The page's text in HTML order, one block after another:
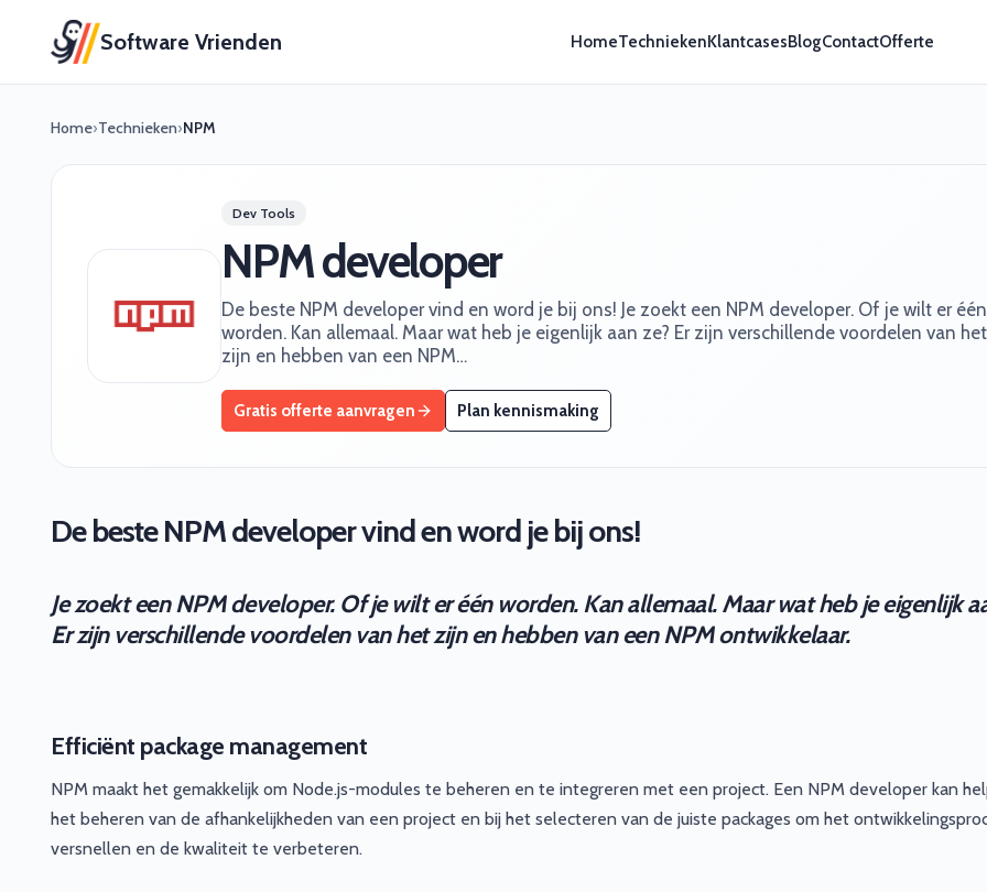
Software Vrienden HomeTechniekenKlantcasesBlogContactOfferte
Home›Technieken›NPM
Dev Tools
NPM developer
De beste NPM developer vind en word je bij ons! Je zoekt een NPM developer. Of je wilt er één
worden. Kan allemaal. Maar wat heb je eigenlijk aan ze? Er zijn verschillende voordelen van het
zijn en hebben van een NPM…
Gratis offerte aanvragen Plan kennismaking
De beste NPM developer vind en word je bij ons!
Je zoekt een NPM developer. Of je wilt er één worden. Kan allemaal. Maar wat heb je eigenlijk
Er zijn verschillende voordelen van het zijn en hebben van een NPM ontwikkelaar.
Efficiënt package management
NPM maakt het gemakkelijk om Node.js-modules te beheren en te integreren met een project. Een NPM developer kan
het beheren van de afhankelijkheden van een project en bij het selecteren van de juiste packages om het
versnellen en de kwaliteit te verbeteren.